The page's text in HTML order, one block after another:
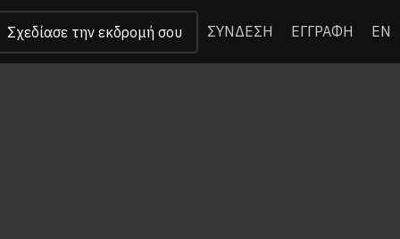
Σχεδίασε την εκδρομή σου ΣΥΝΔΕΣΗ ΕΓΓΡΑΦΗ EN